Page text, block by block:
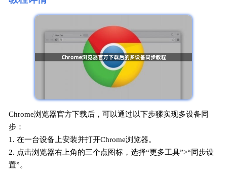
Chrome浏览器官方下载后，可以通过以下步骤实现多设备同
步：
1. 在一台设备上安装并打开Chrome浏览器。
2. 点击浏览器右上角的三个点图标，选择“更多工具”>“同步设
置”。